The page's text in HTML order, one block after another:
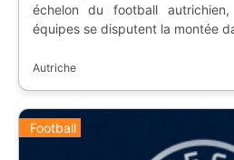
échelon du football
équipes se disputent la montée
Autriche
Football